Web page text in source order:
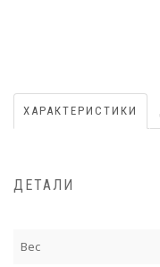
ХАРАКТЕРИСТИКИ
ДЕТАЛИ
Вес